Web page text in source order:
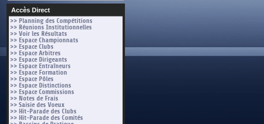
Accès Direct
>> Planning des Compétitions
>> Réunions Institutionnelles
>> Voir les Résultats
>> Espace Championnats
>> Espace Clubs
>> Espace Arbitres
>> Espace Dirigeants
>> Espace Entraîneurs
>> Espace Formation
>> Espace Pôles
>> Espace Distinctions
>> Espace Commissions
>> Notes de Frais
>> Saisie des Voeux
>> Hit-Parade des Clubs
>> Hit-Parade des Comités